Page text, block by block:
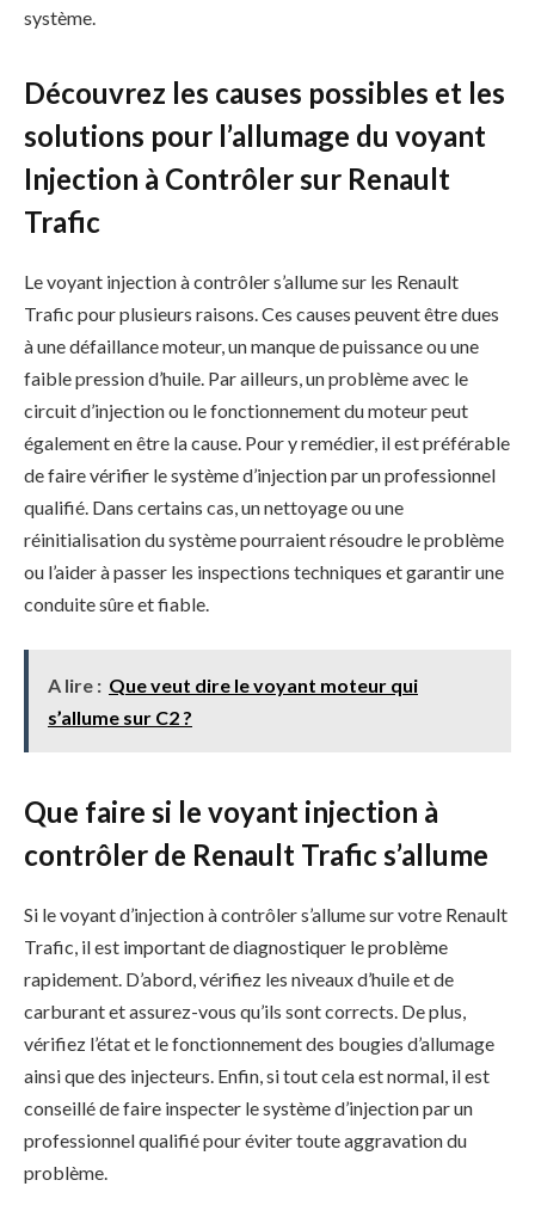
système.
Découvrez les causes possibles et les
solutions pour l’allumage du voyant
Injection à Contrôler sur Renault
Trafic
Le voyant injection à contrôler s’allume sur les Renault
Trafic pour plusieurs raisons. Ces causes peuvent être dues
à une défaillance moteur, un manque de puissance ou une
faible pression d’huile. Par ailleurs, un problème avec le
circuit d’injection ou le fonctionnement du moteur peut
également en être la cause. Pour y remédier, il est préférable
de faire vérifier le système d’injection par un professionnel
qualifié. Dans certains cas, un nettoyage ou une
réinitialisation du système pourraient résoudre le problème
ou l’aider à passer les inspections techniques et garantir une
conduite sûre et fiable.
A lire : Que veut dire le voyant moteur qui
s’allume sur C2 ?
Que faire si le voyant injection à
contrôler de Renault Trafic s’allume
Si le voyant d’injection à contrôler s’allume sur votre Renault
Trafic, il est important de diagnostiquer le problème
rapidement. D’abord, vérifiez les niveaux d’huile et de
carburant et assurez-vous qu’ils sont corrects. De plus,
vérifiez l’état et le fonctionnement des bougies d’allumage
ainsi que des injecteurs. Enfin, si tout cela est normal, il est
conseillé de faire inspecter le système d’injection par un
professionnel qualifié pour éviter toute aggravation du
problème.